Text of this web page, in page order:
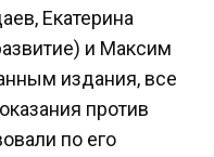
Екатерина
и Максим
издания, все
против
по его